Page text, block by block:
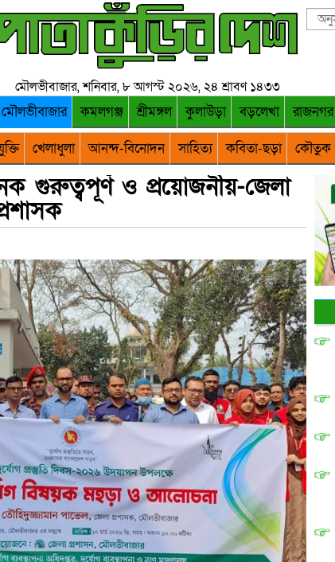
মৌলভীবাজার, শনিবার, ৮ আগস্ট ২০২৬, ২৪ শ্রাবণ ১৪৩৩
মৌলভীবাজার কমলগঞ্জ শ্রীমঙ্গল কুলাউড়া বড়লেখা রাজনগর
খেলাধুলা আনন্দ-বিনোদন সাহিত্য কবিতা-ছড়া কৌতুক
গুরুত্বপূর্ণ ও প্রয়োজনীয়-জেলা